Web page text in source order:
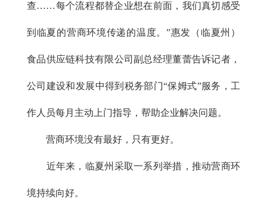
查……每个流程都替企业想在前面，我们真切感受
到临夏的营商环境传递的温度。”惠发（临夏州）
食品供应链科技有限公司副总经理董蕾告诉记者，
公司建设和发展中得到税务部门“保姆式”服务，工
作人员每月主动上门指导，帮助企业解决问题。
营商环境没有最好，只有更好。
近年来，临夏州采取一系列举措，推动营商环
境持续向好。